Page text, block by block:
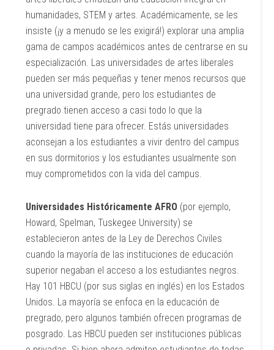
humanidades, STEM y artes. Académicamente, se les
insiste (¡y a menudo se les exigirá!) explorar una amplia
gama de campos académicos antes de centrarse en su
especialización. Las universidades de artes liberales
pueden ser más pequeñas y tener menos recursos que
una universidad grande, pero los estudiantes de
pregrado tienen acceso a casi todo lo que la
universidad tiene para ofrecer. Estás universidades
aconsejan a los estudiantes a vivir dentro del campus
en sus dormitorios y los estudiantes usualmente son
muy comprometidos con la vida del campus.
Universidades Históricamente AFRO (por ejemplo,
Howard, Spelman, Tuskegee University) se
establecieron antes de la Ley de Derechos Civiles
cuando la mayoría de las instituciones de educación
superior negaban el acceso a los estudiantes negros.
Hay 101 HBCU (por sus siglas en inglés) en los Estados
Unidos. La mayoría se enfoca en la educación de
pregrado, pero algunos también ofrecen programas de
posgrado. Las HBCU pueden ser instituciones públicas